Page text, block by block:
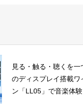
見る・触る・聴くを
のディスプレイ搭載ワ
ン「LL05」で音楽体